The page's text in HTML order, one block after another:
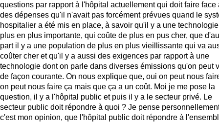
questions par rapport à l'hôpital actuellement qui doit faire face
des dépenses qu'il n'avait pas forcément prévues quand le
hospitalier a été mis en place, à savoir qu'il y a une
plus en plus importante, qui coûte de plus en pus cher, que
part il y a une population de plus en plus vieillissante qui va
coûter cher et qu'il y a aussi des exigences par rapport à une
technologie dont on parle dans diverses émissions qu'on peut
de façon courante. On nous explique que, oui on peut nous
on peut nous faire ça mais que ça a un coût. Moi je me pose la
question, il y a l'hôpital public et puis il y a le secteur privé. Le
secteur public doit répondre à quoi ? Je pense
c'est mon opinion, que l'hôpital public doit répondre à